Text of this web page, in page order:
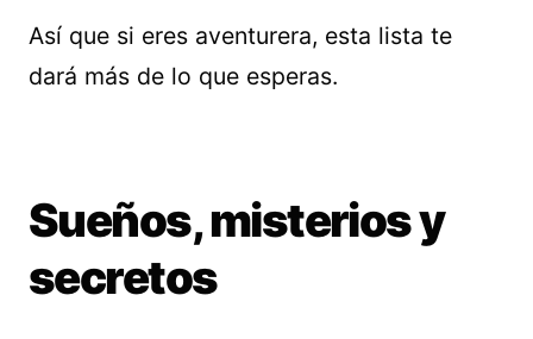
Así que si eres aventurera, esta lista te
dará más de lo que esperas.
Sueños, misterios y
secretos